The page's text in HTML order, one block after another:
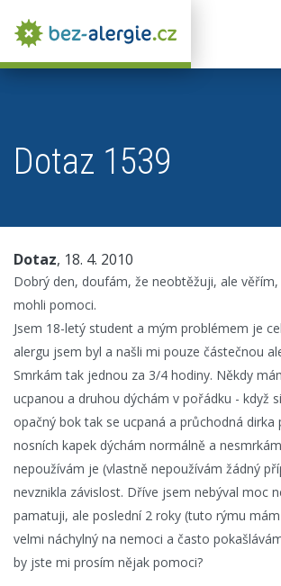
Dotaz 1539
Dotaz, 18. 4. 2010
Dobrý den, doufám, že neobtěžuji, ale
mohli pomoci.
Jsem 18-letý student a mým problémem je
alergu jsem byl a našli mi pouze částečnou
Smrkám tak jednou za 3/4 hodiny. Někdy
ucpanou a druhou dýchám v pořádku - když
opačný bok tak se ucpaná a průchodná dirka
nosních kapek dýchám normálně a
nepoužívám je (vlastně nepoužívám žádný
nevznikla závislost. Dříve jsem nebýval moc
pamatuji, ale poslední 2 roky (tuto rýmu
velmi náchylný na nemoci a často
by jste mi prosím nějak pomoci?